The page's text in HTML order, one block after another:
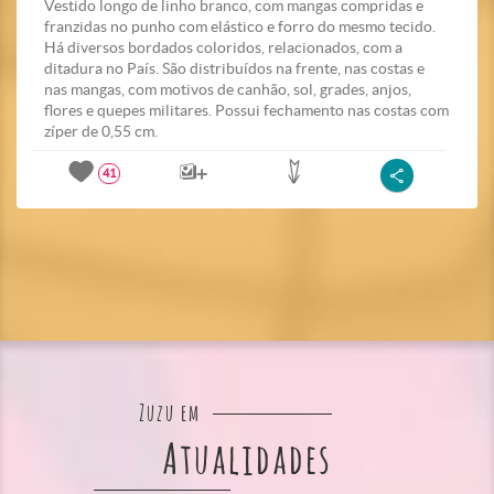
Vestido longo de linho branco, com mangas compridas e
franzidas no punho com elástico e forro do mesmo tecido.
Há diversos bordados coloridos, relacionados, com a
ditadura no País. São distribuídos na frente, nas costas e
nas mangas, com motivos de canhão, sol, grades, anjos,
flores e quepes militares. Possui fechamento nas costas com
zíper de 0,55 cm.
41
Zuzu em
Atualidades